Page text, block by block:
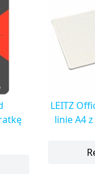
LEITZ
linie A4